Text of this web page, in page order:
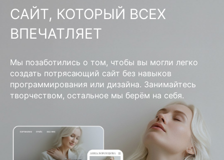
САЙТ, КОТОРЫЙ ВСЕХ
ВПЕЧАТЛЯЕТ
Мы позаботились о том, чтобы вы могли легко
создать потрясающий сайт без навыков
программирования или дизайна. Занимайтесь
творчеством, остальное мы берём на себя.